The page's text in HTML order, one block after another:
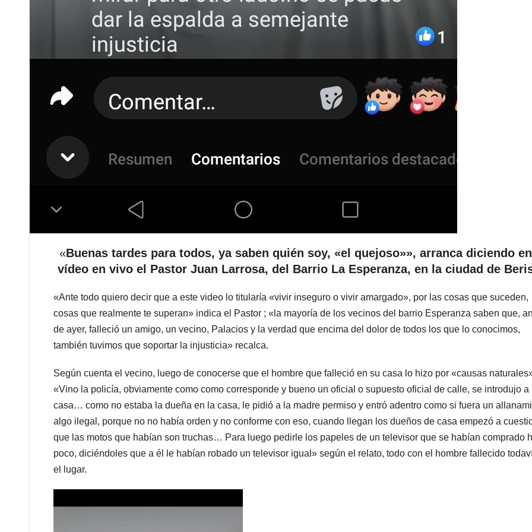
«Buenas tardes para todos, ya saben quién soy, «el quejoso»», arranca diciendo
vídeo en vivo el Pastor Juan Larrosa, del Barrio La Esperanza, en la ciudad de
«Ante todo quiero decir que a este video lo titularía «vivir inseguro o vivir amargado», por las cosas que suceden,
cosas que realmente te superan» indica el Pastor ; «la mayoría de los vecinos del barrio Esperanza saben que,
de ayer, falleció un amigo, un vecino, Palacios y la verdad que encima del dolor de todos los que lo conocimos,
también tuvimos que soportar la injusticia» recalca.
Según cuenta el vecino, luego de conocerse que el hombre que falleció en su casa lo hizo por «causas
«Vino la policía, obviamente como como corresponde y bueno un oficial o supuesto oficial de calle, se introdujo a
casa… como no estaba la dueña en la casa, le pidió a la madre permiso y entró adentro como si fuera un
algo ilegal, porque no no había orden y no conforme con eso, cuando llegan los dueños de casa empezó a
que las motos que habían son truchas… Para luego pedirle los papeles de un televisor que se habían comprado
poco, diciéndoles que a él le habían robado un televisor igual» según el relato, todo con el hombre fallecido
el lugar.